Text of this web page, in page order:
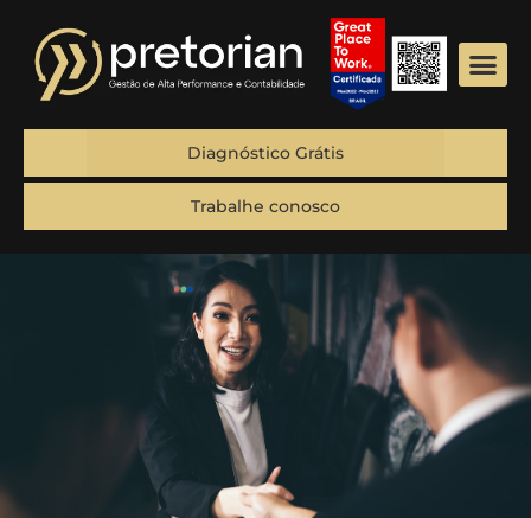
Diagnóstico Grátis
Trabalhe conosco